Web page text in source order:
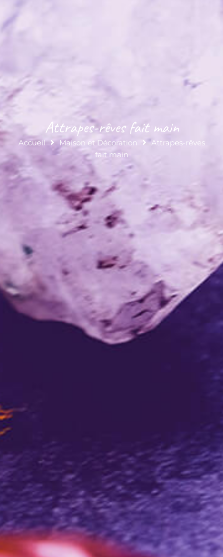
Attrapes-rêves fait main
Accueil Maison et Décoration
Attrapes-rêves
fait main